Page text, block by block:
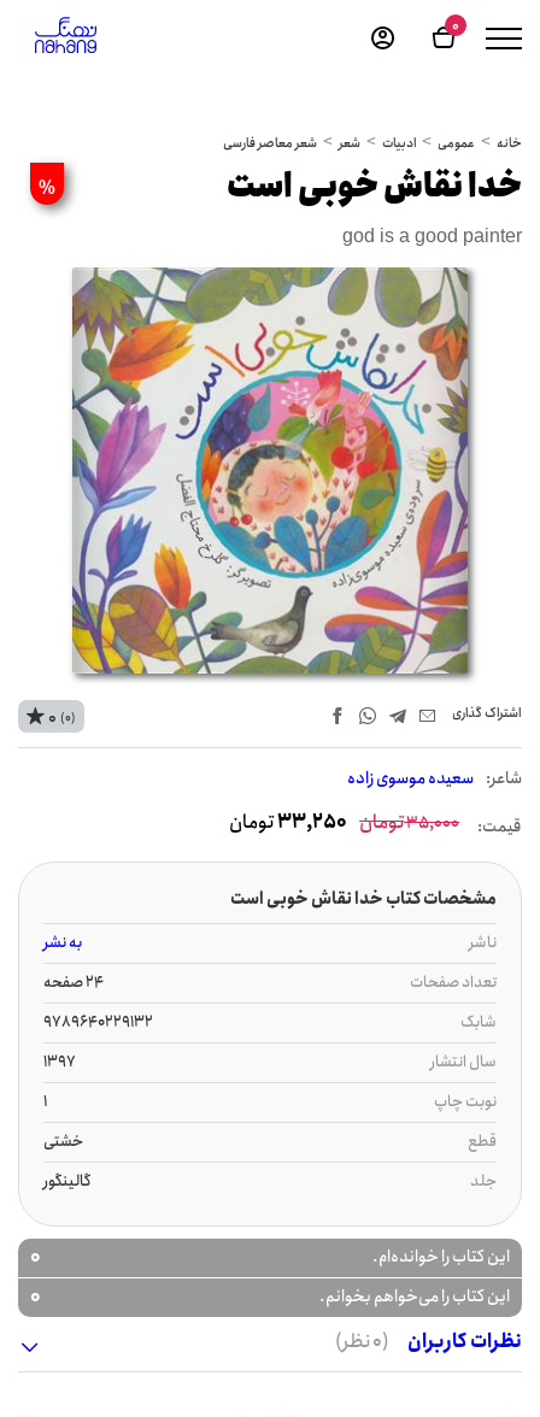
0
خانه عمومی ادبیات شعر شعر معاصر فارسی
% خدا نقاش خوبی است
god is a good painter
اشتراک‌ گذاری
شاعر: سعیده موسوی زاده
0 (0)
قیمت: 35,000تومان 33,250تومان
مشخصات کتاب خدا نقاش خوبی است
ناشر
به نشر
تعداد صفحات
24 صفحه
شابک
9789640229132
سال انتشار
1397
نوبت چاپ
1
قطع
خشتی
جلد
گالینگور
این کتاب را خوانده‌ام. 0
این کتاب را می‌خواهم بخوانم.
0
نظرات کاربران
(0 نظر)